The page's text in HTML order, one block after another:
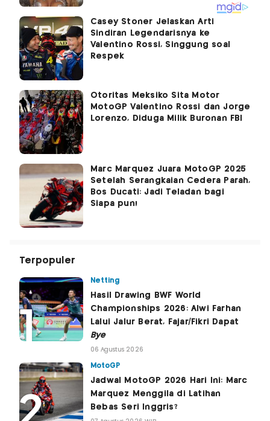
Casey Stoner Jelaskan Arti
Sindiran Legendarisnya ke
Valentino Rossi, Singgung soal
Respek
Otoritas Meksiko Sita Motor
MotoGP Valentino Rossi dan Jorge
Lorenzo, Diduga Milik Buronan FBI
Marc Marquez Juara MotoGP 2025
Setelah Serangkaian Cedera Parah,
Bos Ducati: Jadi Teladan bagi
Siapa pun!
Terpopuler
Netting
Hasil Drawing BWF World
Championships 2026: Alwi Farhan
Lalui Jalur Berat, Fajar/Fikri Dapat
Bye
06 Agustus 2026
MotoGP
Jadwal MotoGP 2026 Hari Ini: Marc
Marquez Menggila di Latihan
Bebas Seri Inggris?